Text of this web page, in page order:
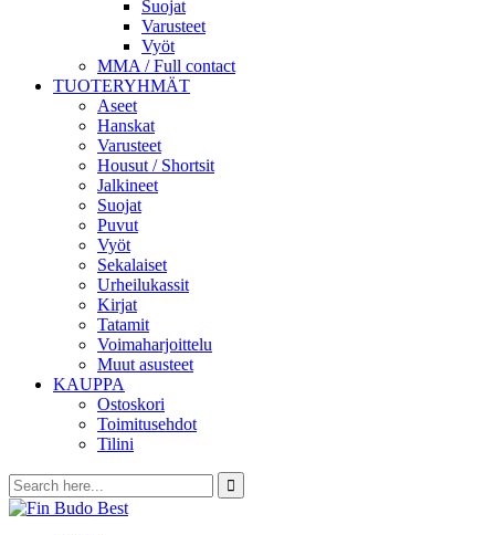
Suojat
Varusteet
Vyöt
MMA / Full contact
TUOTERYHMÄT
Aseet
Hanskat
Varusteet
Housut / Shortsit
Jalkineet
Suojat
Puvut
Vyöt
Sekalaiset
Urheilukassit
Kirjat
Tatamit
Voimaharjoittelu
Muut asusteet
KAUPPA
Ostoskori
Toimitusehdot
Tilini